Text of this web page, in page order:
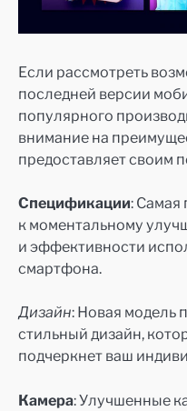
Если рассмотреть
последней версии
популярного
внимание на
предоставляет своим
Спецификации: Самая
к моментальному
и эффективности
смартфона.
Дизайн: Новая модель
стильный дизайн,
подчеркнет ваш
Камера: Улучшенные